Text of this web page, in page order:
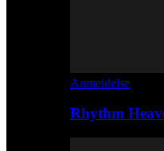
Anmeldelse
Rhythm